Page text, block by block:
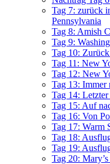
Tag 7: zurück
Pennsylvania
Tag 8: Amish
Tag 9:
Tag 10:
Tag 11: New
Tag 12: New
Tag 13:
Tag 14:
Tag 15: Auf
Tag 16: Von
Tag 17: Warm
Tag 18:
Tag 19:
Tag 20: